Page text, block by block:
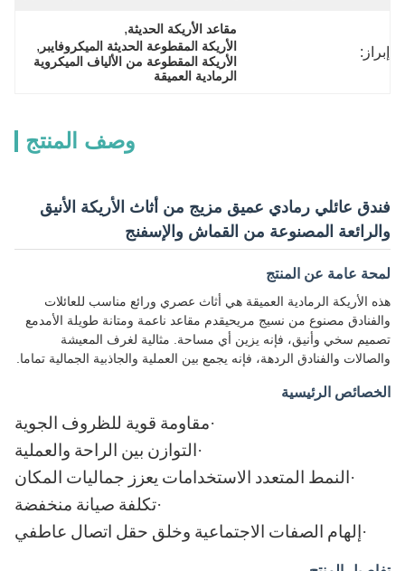
إبراز:
مقاعد الأريكة الحديثة,
الأريكة المقطوعة الحديثة الميكروفايبر ,
الرمادية العميقة
وصف المنتج
فندق عائلي رمادي عميق مزيج من أثاث الأريكة الأنيق
والرائعة المصنوعة من القماش والإسفنج
لمحة عامة عن المنتج
هذه الأريكة الرمادية العميقة هي أثاث عصري ورائع مناسب للعائلات
والفنادق مصنوع من نسيج مريحيقدم مقاعد ناعمة ومتانة طويلة الأمدمع
تصميم سخي وأنيق، فإنه يزين أي مساحة. مثالية لغرف المعيشة
والصالات والفنادق الردهة، فإنه يجمع بين العملية والجاذبية الجمالية تماما.
الخصائص الرئيسية
·مقاومة قوية للظروف الجوية
·التوازن بين الراحة والعملية
·النمط المتعدد الاستخدامات يعزز جماليات المكان
·تكلفة صيانة منخفضة
·إلهام الصفات الاجتماعية وخلق حقل اتصال عاطفي